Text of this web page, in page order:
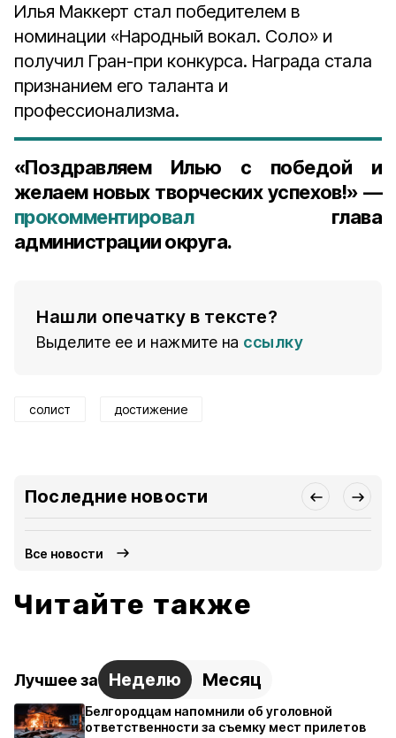
Илья Маккерт стал победителем в
номинации «Народный вокал. Соло» и
получил Гран-при конкурса. Награда стала
признанием его таланта и
профессионализма.
«Поздравляем Илью с победой и
желаем новых творческих успехов!» —
прокомментировалглава
администрации округа.
Нашли опечатку в тексте?
Выделите ее и нажмите на ссылку
солист достижение
Последние новости
Все новости
Читайте также
Лучшее за Неделю Месяц
Белгородцам напомнили об уголовной
ответственности за съемку мест прилетов